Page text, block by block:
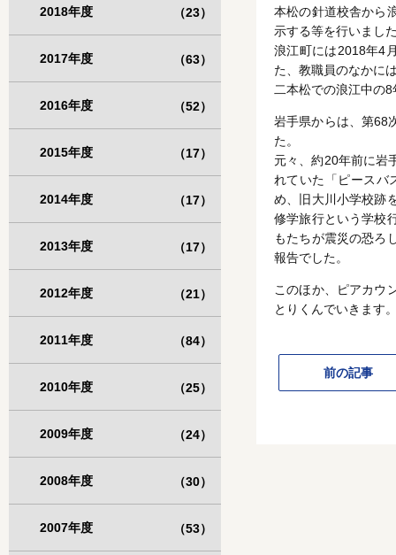
本松の針道校舎から
示する等を行いまし
浪江町には2018年4
た、教職員のなかに
二本松での浪江中の
岩手県からは、第68
た。
元々、約20年前に岩
れていた「ピースバ
め、旧大川小学校跡
修学旅行という学校
もたちが震災の恐ろ
報告でした。
このほか、ピアカウ
とりくんでいきます
前の記事
2018年度 （23）
2017年度 （63）
2016年度 （52）
2015年度 （17）
2014年度 （17）
2013年度 （17）
2012年度 （21）
2011年度 （84）
2010年度 （25）
2009年度 （24）
2008年度 （30）
2007年度 （53）